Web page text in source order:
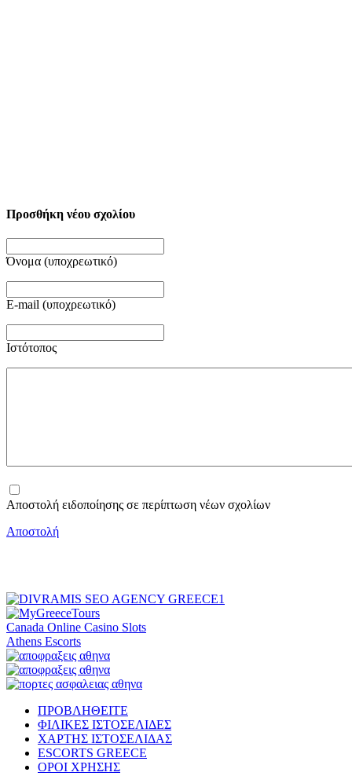
Προσθήκη νέου σχολίου
Όνομα (υποχρεωτικό)
E-mail (υποχρεωτικό)
Ιστότοπος
Αποστολή ειδοποίησης σε περίπτωση νέων σχολίων
Αποστολή
Canada Online Casino Slots
Athens Escorts
ΠΡΟΒΛΗΘΕΙΤΕ
ΦΙΛΙΚΕΣ ΙΣΤΟΣΕΛΙΔΕΣ
ΧΑΡΤΗΣ ΙΣΤΟΣΕΛΙΔΑΣ
ESCORTS GREECE
ΟΡΟΙ ΧΡΗΣΗΣ